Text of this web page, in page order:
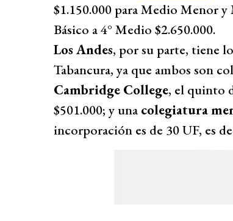
$1.150.000 para Medio Menor
Básico a 4° Medio $2.650.000.
Los Andes, por su parte, tiene
Tabancura, ya que ambos son
Cambridge College, el quinto
$501.000; y una colegiatura
incorporación es de 30 UF, es